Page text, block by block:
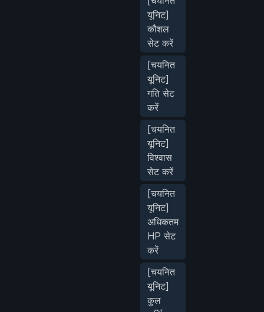
यूनिट]
कौशल
सेट करें
[चयनित
यूनिट]
गति सेट
करें
[चयनित
यूनिट]
विश्वास
सेट करें
[चयनित
यूनिट]
अधिकतम
HP सेट
करें
[चयनित
यूनिट]
कुल